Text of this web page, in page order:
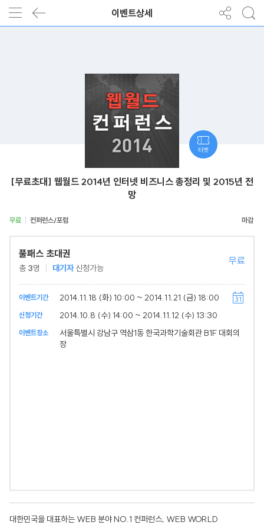
이벤트상세
[무료초대] 웹월드 2014년 인터넷 비즈니스 총정리 및 2015년 전
망
무료 컨퍼런스/포럼
풀패스 초대권
총 3명 대기자 신청가능
무료
이벤트기간 2014.11.18 (화) 10:00 ~ 2014.11.21 (금) 18:00
신청기간 2014.10.8 (수) 14:00 ~ 2014.11.12 (수) 13:30
이벤트장소
서울특별시 강남구 역삼1동 한국과학기술회관 B1F 대회의
장
대한민국을 대표하는 WEB 분야 NO.1 컨퍼런스, WEB WORLD
티켓